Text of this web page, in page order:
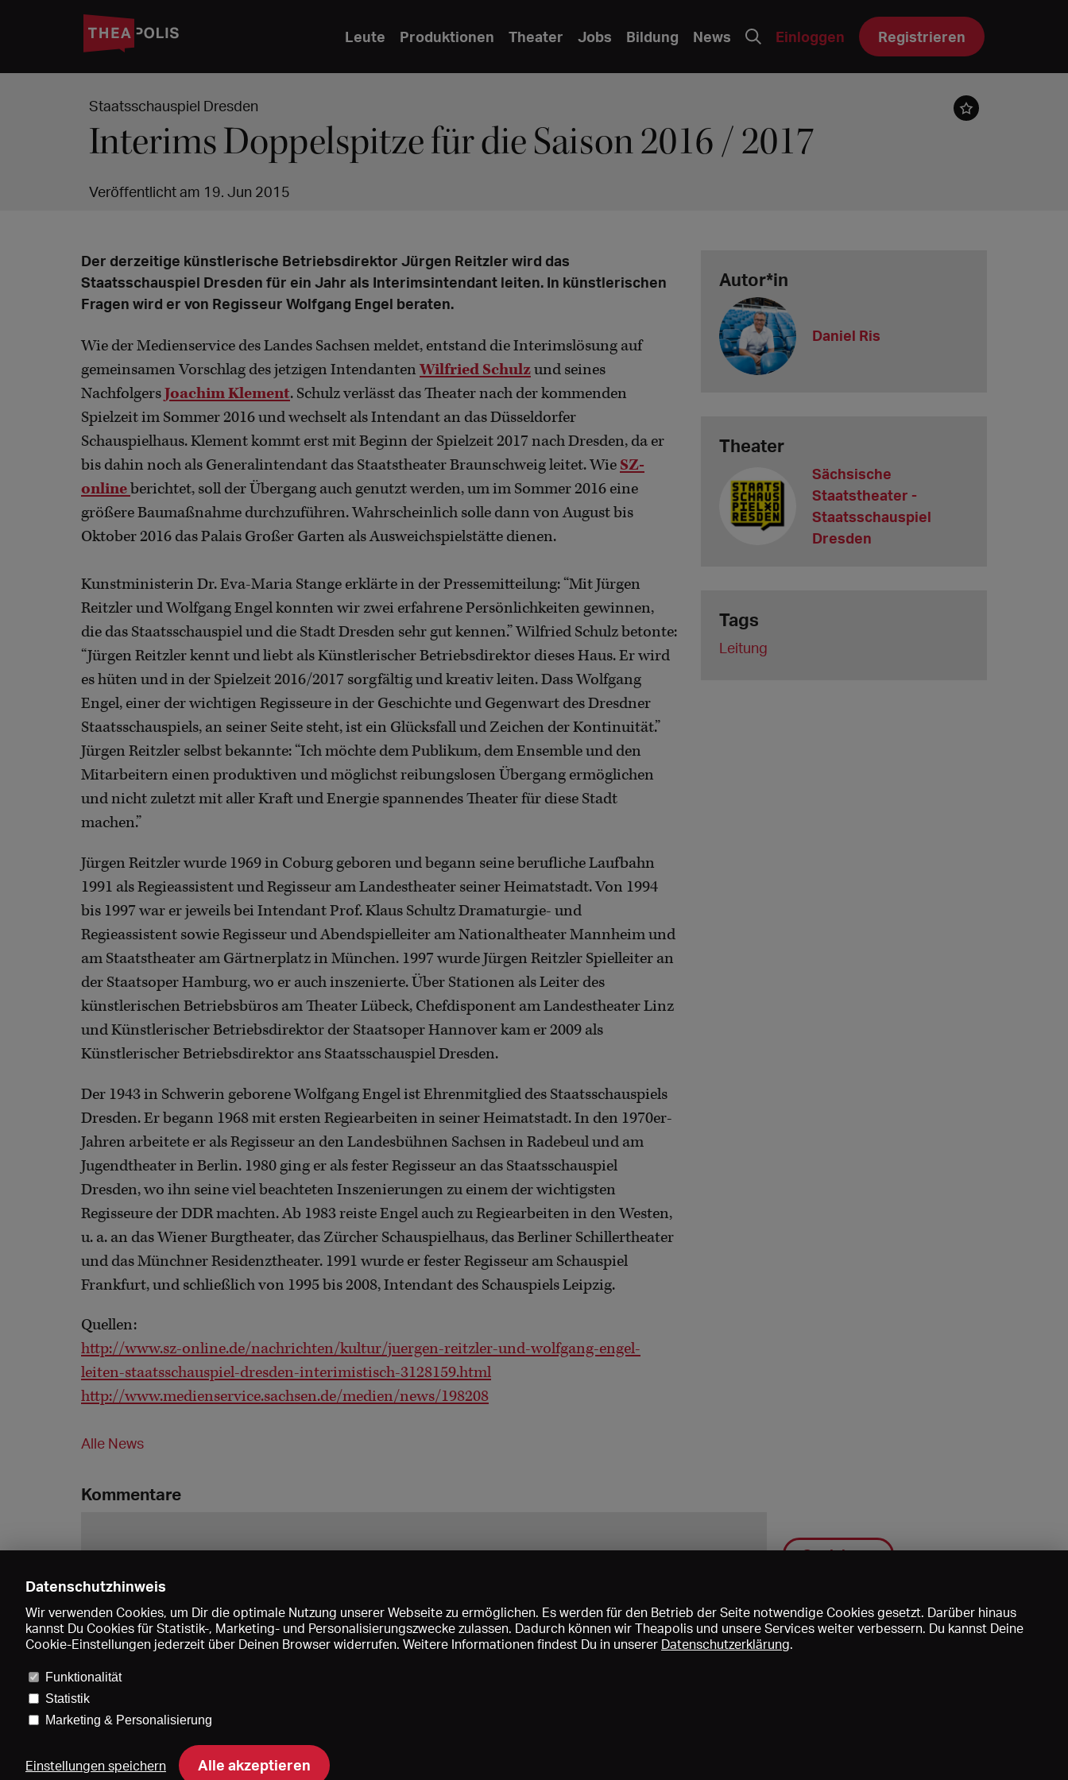
Leute Produktionen Theater Jobs Bildung News Einloggen Registrieren
Staatsschauspiel Dresden
Interims Doppelspitze für die Saison 2016 / 2017
Veröffentlicht am 19. Jun 2015
Der derzeitige künstlerische Betriebsdirektor Jürgen Reitzler wird das
Staatsschauspiel Dresden für ein Jahr als Interimsintendant leiten. In künstlerischen
Fragen wird er von Regisseur Wolfgang Engel beraten.
Wie der Medienservice des Landes Sachsen meldet, entstand die Interimslösung auf
gemeinsamen Vorschlag des jetzigen IntendantenWilfried Schulzund seines
NachfolgersJoachim Klement. Schulz verlässt das Theater nach der kommenden
Spielzeit im Sommer 2016 und wechselt als Intendant an das Düsseldorfer
Schauspielhaus. Klement kommt erst mit Beginn der Spielzeit 2017 nach Dresden, da er
bis dahin noch als Generalintendant das Staatstheater Braunschweig leitet. Wie SZ-
onlineberichtet, soll der Übergang auch genutzt werden, um im Sommer 2016 eine
größere Baumaßnahme durchzuführen. Wahrscheinlich solle dann von August bis
Oktober 2016 das Palais Großer Garten als Ausweichspielstätte dienen.
Kunstministerin Dr. Eva-Maria Stange erklärte in der Pressemitteilung: “Mit Jürgen
Reitzler und Wolfgang Engel konnten wir zwei erfahrene Persönlichkeiten gewinnen,
die das Staatsschauspiel und die Stadt Dresden sehr gut kennen.” Wilfried Schulz betonte:
“Jürgen Reitzler kennt und liebt als Künstlerischer Betriebsdirektor dieses Haus. Er wird
es hüten und in der Spielzeit 2016/2017 sorgfältig und kreativ leiten. Dass Wolfgang
Engel, einer der wichtigen Regisseure in der Geschichte und Gegenwart des Dresdner
Staatsschauspiels, an seiner Seite steht, ist ein Glücksfall und Zeichen der Kontinuität.”
Jürgen Reitzler selbst bekannte: “Ich möchte dem Publikum, dem Ensemble und den
Mitarbeitern einen produktiven und möglichst reibungslosen Übergang ermöglichen
und nicht zuletzt mit aller Kraft und Energie spannendes Theater für diese Stadt
machen.”
Jürgen Reitzler wurde 1969 in Coburg geboren und begann seine berufliche Laufbahn
1991 als Regieassistent und Regisseur am Landestheater seiner Heimatstadt. Von 1994
bis 1997 war er jeweils bei Intendant Prof. Klaus Schultz Dramaturgie- und
Regieassistent sowie Regisseur und Abendspielleiter am Nationaltheater Mannheim und
am Staatstheater am Gärtnerplatz in München. 1997 wurde Jürgen Reitzler Spielleiter an
der Staatsoper Hamburg, wo er auch inszenierte. Über Stationen als Leiter des
künstlerischen Betriebsbüros am Theater Lübeck, Chefdisponent am Landestheater Linz
und Künstlerischer Betriebsdirektor der Staatsoper Hannover kam er 2009 als
Künstlerischer Betriebsdirektor ans Staatsschauspiel Dresden.
Der 1943 in Schwerin geborene Wolfgang Engel ist Ehrenmitglied des Staatsschauspiels
Dresden. Er begann 1968 mit ersten Regiearbeiten in seiner Heimatstadt. In den 1970er-
Jahren arbeitete er als Regisseur an den Landesbühnen Sachsen in Radebeul und am
Jugendtheater in Berlin. 1980 ging er als fester Regisseur an das Staatsschauspiel
Dresden, wo ihn seine viel beachteten Inszenierungen zu einem der wichtigsten
Regisseure der DDR machten. Ab 1983 reiste Engel auch zu Regiearbeiten in den Westen,
u. a. an das Wiener Burgtheater, das Zürcher Schauspielhaus, das Berliner Schillertheater
und das Münchner Residenztheater. 1991 wurde er fester Regisseur am Schauspiel
Frankfurt, und schließlich von 1995 bis 2008, Intendant des Schauspiels Leipzig.
Quellen:
http://www.sz-online.de/nachrichten/kultur/juergen-reitzler-und-wolfgang-engel-
leiten-staatsschauspiel-dresden-interimistisch-3128159.html
http://www.medienservice.sachsen.de/medien/news/198208
Alle News
Autor*in
Daniel Ris
Theater
Sächsische
Staatstheater -
Staatsschauspiel
Dresden
Tags
Leitung
Kommentare
Speichern
Datenschutzhinweis
Wir verwenden Cookies, um Dir die optimale Nutzung unserer Webseite zu ermöglichen. Es werden für den Betrieb der Seite notwendige Cookies gesetzt. Darüber hinaus
kannst Du Cookies für Statistik-, Marketing- und Personalisierungszwecke zulassen. Dadurch können wir Theapolis und unsere Services weiter verbessern. Du kannst Deine
Cookie-Einstellungen jederzeit über Deinen Browser widerrufen. Weitere Informationen findest Du in unserer Datenschutzerklärung.
Funktionalität
Statistik
Marketing & Personalisierung
Einstellungen speichern Alle akzeptieren